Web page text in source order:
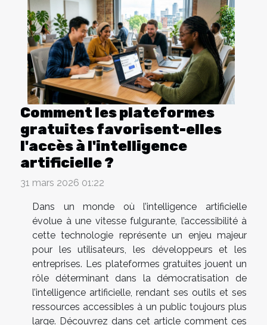
Comment les plateformes
gratuites favorisent-elles
l'accès à l'intelligence
artificielle ?
31 mars 2026 01:22
Dans un monde où l’intelligence artificielle
évolue à une vitesse fulgurante, l’accessibilité à
cette technologie représente un enjeu majeur
pour les utilisateurs, les développeurs et les
entreprises. Les plateformes gratuites jouent un
rôle déterminant dans la démocratisation de
l’intelligence artificielle, rendant ses outils et ses
ressources accessibles à un public toujours plus
large. Découvrez dans cet article comment ces